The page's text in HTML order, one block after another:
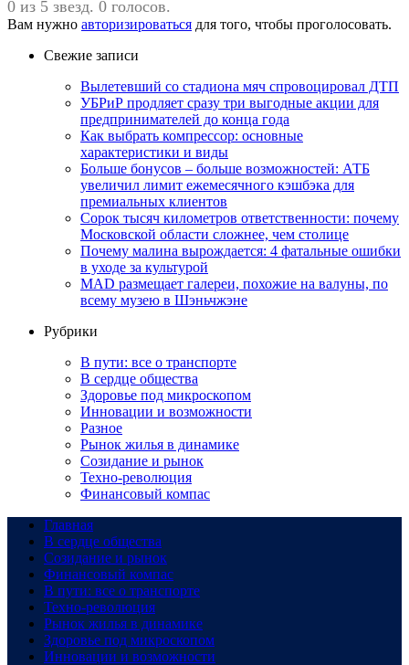
0 из 5 звезд. 0 голосов.
Вам нужно авторизироваться для того, чтобы проголосовать.
Свежие записи
Вылетевший со стадиона мяч спровоцировал ДТП
УБРиР продляет сразу три выгодные акции для
предпринимателей до конца года
Как выбрать компрессор: основные
характеристики и виды
Больше бонусов – больше возможностей: АТБ
увеличил лимит ежемесячного кэшбэка для
премиальных клиентов
Сорок тысяч километров ответственности: почему
Московской области сложнее, чем столице
Почему малина вырождается: 4 фатальные ошибки
в уходе за культурой
MAD размещает галереи, похожие на валуны, по
всему музею в Шэньчжэне
Рубрики
В пути: все о транспорте
В сердце общества
Здоровье под микроскопом
Инновации и возможности
Разное
Рынок жилья в динамике
Созидание и рынок
Техно-революция
Финансовый компас
Главная
В сердце общества
Созидание и рынок
Финансовый компас
В пути: все о транспорте
Техно-революция
Рынок жилья в динамике
Здоровье под микроскопом
Инновации и возможности